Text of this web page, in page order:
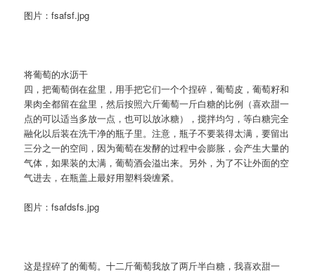
图片：fsafsf.jpg
将葡萄的水沥干
四，把葡萄倒在盆里，用手把它们一个个捏碎，葡萄皮，葡萄籽和
果肉全都留在盆里，然后按照六斤葡萄一斤白糖的比例（喜欢甜一
点的可以适当多放一点，也可以放冰糖），搅拌均匀，等白糖完全
融化以后装在洗干净的瓶子里。注意，瓶子不要装得太满，要留出
三分之一的空间，因为葡萄在发酵的过程中会膨胀，会产生大量的
气体，如果装的太满，葡萄酒会溢出来。另外，为了不让外面的空
气进去，在瓶盖上最好用塑料袋缠紧。
图片：fsafdsfs.jpg
这是捏碎了的葡萄。十二斤葡萄我放了两斤半白糖，我喜欢甜一